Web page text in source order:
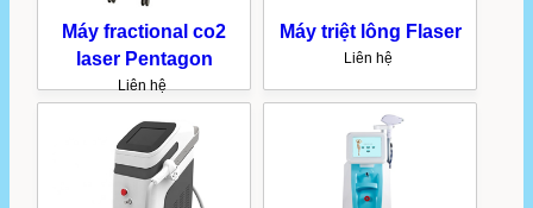
Máy fractional co2
laser Pentagon
Liên hệ
Máy triệt lông Flaser
Liên hệ